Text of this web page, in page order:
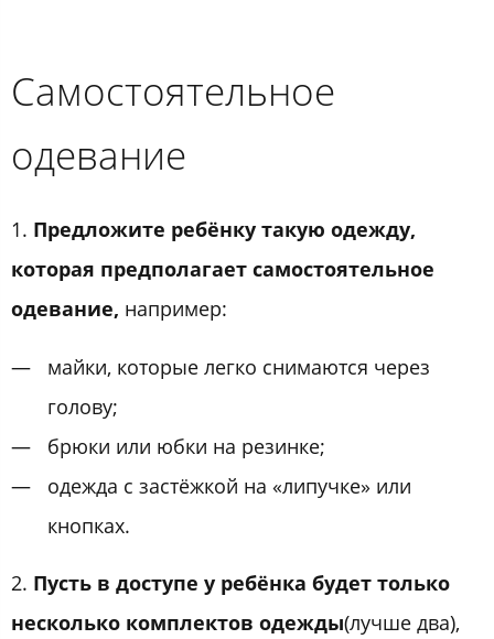
Самостоятельное
одевание
1. Предложите ребёнку такую одежду,
которая предполагает самостоятельное
одевание, например:
майки, которые легко снимаются через
голову;
брюки или юбки на резинке;
одежда с застёжкой на «липучке» или
кнопках.
2. Пусть в доступе у ребёнка будет только
несколько комплектов одежды(лучше два),